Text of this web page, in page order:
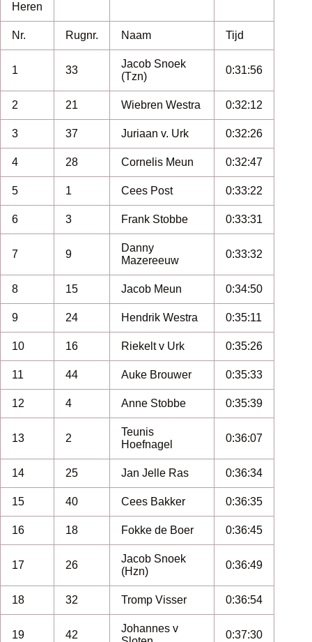
Heren
Nr. Rugnr. Naam Tijd
1 33
Jacob Snoek
(Tzn)
0:31:56
2 21 Wiebren Westra 0:32:12
3 37 Juriaan v. Urk 0:32:26
4 28 Cornelis Meun 0:32:47
5 1 Cees Post 0:33:22
6 3 Frank Stobbe 0:33:31
7 9
Danny
Mazereeuw
0:33:32
8 15 Jacob Meun 0:34:50
9 24 Hendrik Westra 0:35:11
10 16 Riekelt v Urk 0:35:26
11 44 Auke Brouwer 0:35:33
12 4 Anne Stobbe 0:35:39
13 2
Teunis
Hoefnagel
0:36:07
14 25 Jan Jelle Ras 0:36:34
15 40 Cees Bakker 0:36:35
16 18 Fokke de Boer 0:36:45
17 26
Jacob Snoek
(Hzn)
0:36:49
18 32 Tromp Visser 0:36:54
19 42
Johannes v
0:37:30